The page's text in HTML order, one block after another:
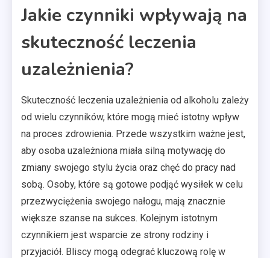
Jakie czynniki wpływają na
skuteczność leczenia
uzależnienia?
Skuteczność leczenia uzależnienia od alkoholu zależy
od wielu czynników, które mogą mieć istotny wpływ
na proces zdrowienia. Przede wszystkim ważne jest,
aby osoba uzależniona miała silną motywację do
zmiany swojego stylu życia oraz chęć do pracy nad
sobą. Osoby, które są gotowe podjąć wysiłek w celu
przezwyciężenia swojego nałogu, mają znacznie
większe szanse na sukces. Kolejnym istotnym
czynnikiem jest wsparcie ze strony rodziny i
przyjaciół. Bliscy mogą odegrać kluczową rolę w